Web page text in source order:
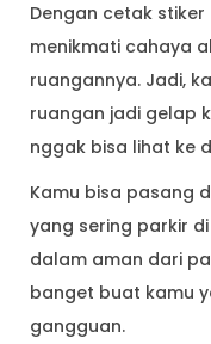
Dengan cetak
menikmati cahaya
ruangannya. Jadi,
ruangan jadi gelap
nggak bisa lihat ke
Kamu bisa pasang
yang sering parkir
dalam aman dari
banget buat kamu
gangguan.